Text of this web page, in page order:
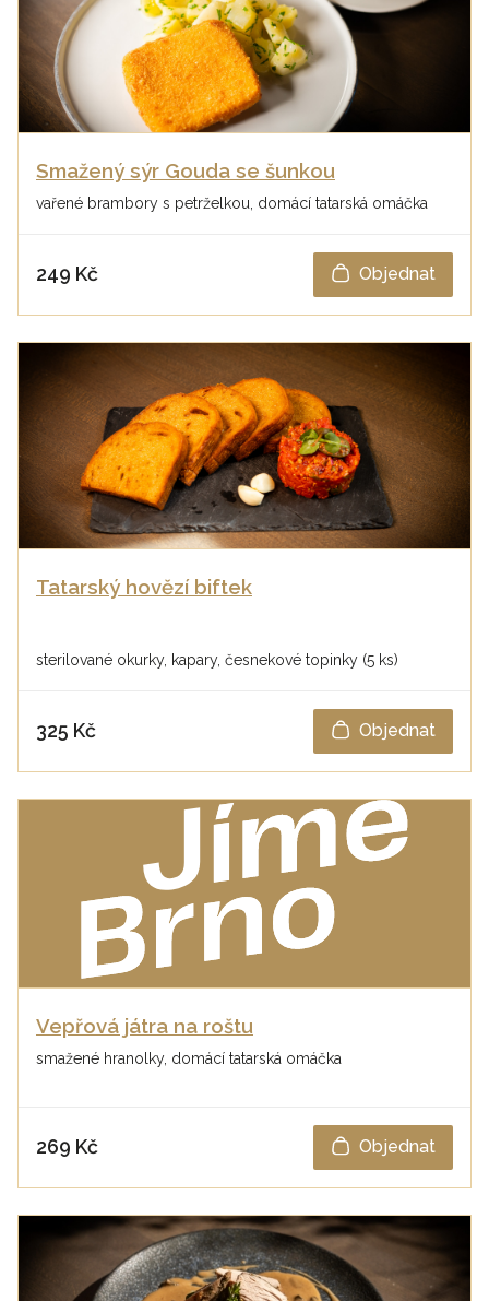
Smažený sýr Gouda se šunkou
vařené brambory s petrželkou, domácí tatarská omáčka
249 Kč Objednat
Tatarský hovězí biftek
sterilované okurky, kapary, česnekové topinky (5 ks)
325 Kč Objednat
Vepřová játra na roštu
smažené hranolky, domácí tatarská omáčka
269 Kč Objednat